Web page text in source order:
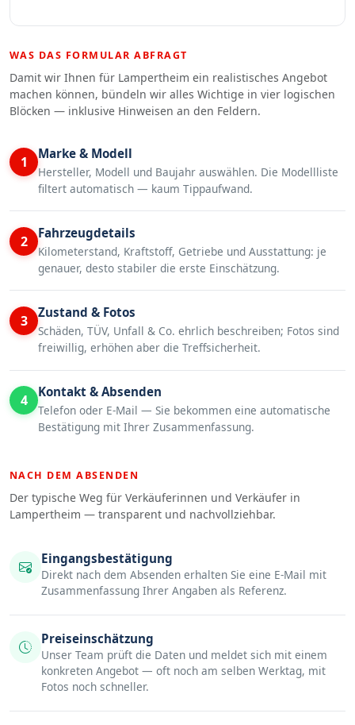
WAS DAS FORMULAR ABFRAGT
Damit wir Ihnen für Lampertheim ein realistisches Angebot
machen können, bündeln wir alles Wichtige in vier logischen
Blöcken — inklusive Hinweisen an den Feldern.
1 Marke & Modell
Hersteller, Modell und Baujahr auswählen. Die Modellliste
filtert automatisch — kaum Tippaufwand.
2 Fahrzeugdetails
Kilometerstand, Kraftstoff, Getriebe und Ausstattung: je
genauer, desto stabiler die erste Einschätzung.
3 Zustand & Fotos
Schäden, TÜV, Unfall & Co. ehrlich beschreiben; Fotos sind
freiwillig, erhöhen aber die Treffsicherheit.
4 Kontakt & Absenden
Telefon oder E-Mail — Sie bekommen eine automatische
Bestätigung mit Ihrer Zusammenfassung.
NACH DEM ABSENDEN
Der typische Weg für Verkäuferinnen und Verkäufer in
Lampertheim — transparent und nachvollziehbar.
Eingangsbestätigung
Direkt nach dem Absenden erhalten Sie eine E-Mail mit
Zusammenfassung Ihrer Angaben als Referenz.
Preiseinschätzung
Unser Team prüft die Daten und meldet sich mit einem
konkreten Angebot — oft noch am selben Werktag, mit
Fotos noch schneller.